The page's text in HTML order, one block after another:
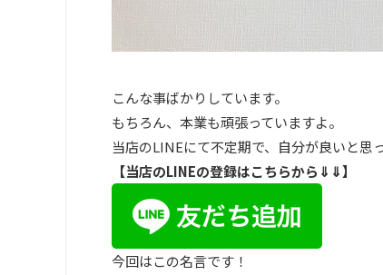
こんな事ばかりしています。
もちろん、本業も頑張っていますよ。
当店のLINEにて不定期で、自分が良いと思
【当店のLINEの登録はこちらから⇓⇓】
今回はこの名言です！